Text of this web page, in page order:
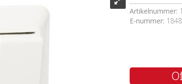
Artikelnummer:
E-nummer: